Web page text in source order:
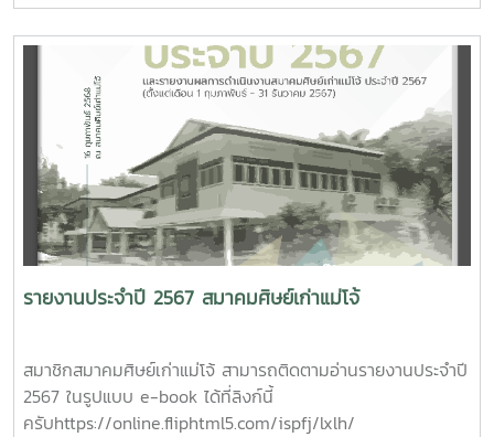
รายงานประจำปี 2567 สมาคมศิษย์เก่าแม่โจ้
สมาชิกสมาคมศิษย์เก่าแม่โจ้ สามารถติดตามอ่านรายงานประจำปี
2567 ในรูปแบบ e-book ได้ที่ลิงก์นี้
ครับhttps://online.fliphtml5.com/ispfj/lxlh/